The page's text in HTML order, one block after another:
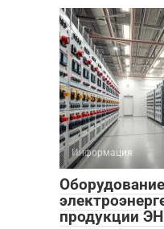
Информация
продукции